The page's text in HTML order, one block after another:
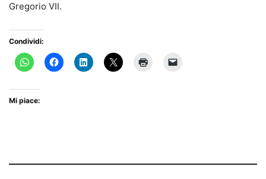
Gregorio VII.
Condividi:
Mi piace: